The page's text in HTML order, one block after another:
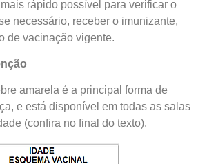
rápido possível para verificar o
necessário, receber o imunizante,
de vacinação vigente.
amarela é a principal forma de
e está disponível em todas as salas
(confira no final do texto).